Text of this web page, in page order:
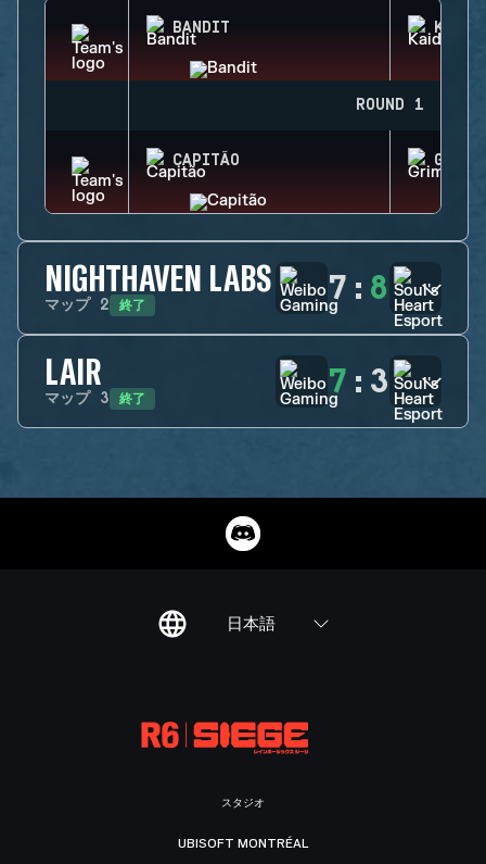
BANDIT KAID
ROUND 1
CAPITÃO GRIM
NIGHTHAVEN LABS
マップ 2 終了 7 : 8
LAIR
マップ 3 終了 7 : 3
日本語
スタジオ
UBISOFT MONTRÉAL